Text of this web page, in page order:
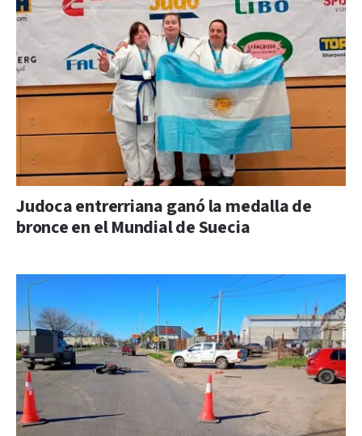
Judoca entrerriana ganó la medalla de
bronce en el Mundial de Suecia